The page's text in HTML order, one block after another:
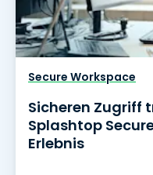
Secure Workspace
Sicheren Zugriff
Splashtop
Erlebnis